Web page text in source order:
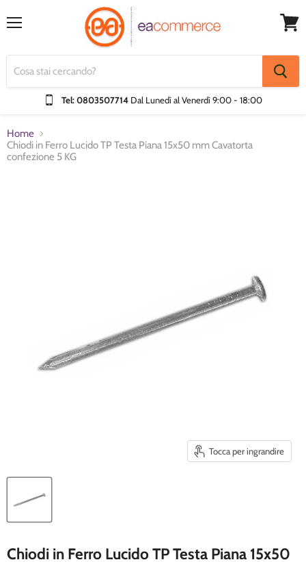
Tel: 0803507714 Dal Lunedì al Venerdì9:00 - 18:00
Home
Chiodi in Ferro Lucido TP Testa Piana 15x50 mm Cavatorta
confezione 5 KG
Tocca per ingrandire
Chiodi in Ferro Lucido TP Testa Piana 15x50